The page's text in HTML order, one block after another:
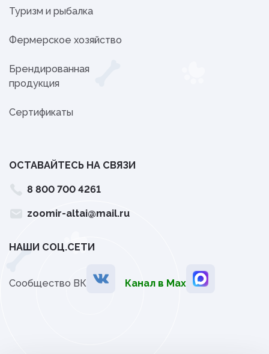
Туризм и рыбалка
Фермерское хозяйство
Брендированная
продукция
Сертификаты
ОСТАВАЙТЕСЬ НА СВЯЗИ
8 800 700 4261
zoomir-altai@mail.ru
НАШИ СОЦ.СЕТИ
Сообщество ВК Канал в Мах